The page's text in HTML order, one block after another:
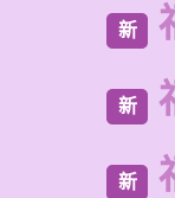
新
新
新